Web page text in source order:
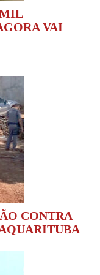
VAI
CONTRA